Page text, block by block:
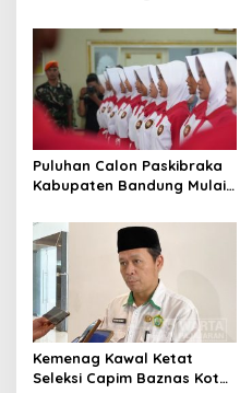
Alternatif di Padalarang
Puluhan Calon Paskibraka
Kabupaten Bandung Mulai
Kemenag Kawal Ketat
Seleksi Capim Baznas Kota